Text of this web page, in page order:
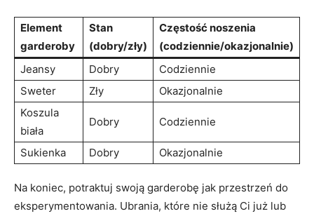
Element
garderoby
Stan
(dobry/zły)
Częstość noszenia
(codziennie/okazjonalnie)
Jeansy
Dobry
Codziennie
Sweter
Zły
Okazjonalnie
Koszula
biała
Dobry Codziennie
Sukienka Dobry Okazjonalnie
Na koniec, potraktuj swoją garderobę jak przestrzeń do
eksperymentowania. Ubrania, które nie służą Ci już lub